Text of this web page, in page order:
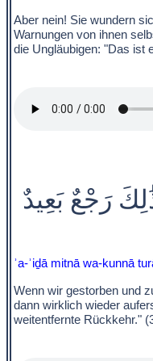
Aber nein! Sie wundern
Warnungen von ihnen
die Ungläubigen: "Das ist
ذَٰلِكَ رَجْعٌ بَعِيدٌ
ʾa-ʾiḏā mitnā wa-kunnā
Wenn wir gestorben und
dann wirklich wieder
weitentfernte Rückkehr."